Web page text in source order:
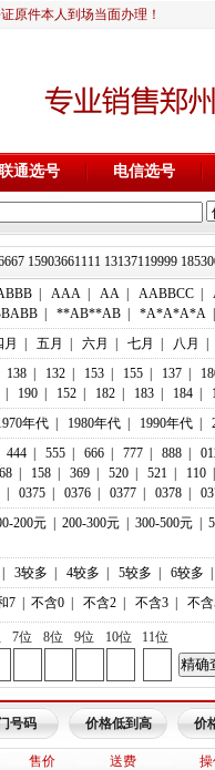
原件本人到场当面办理！
通选号 电信选号
15903661111 13137119999
AAA AA AABBCC
**AB**AB *A*A*A*A
月 五月 六月 七月 八月
138 132 153 155 137
190 152 182 183 184
年代 1980年代 1990年代
444 555 666 777 888
158 369 520 521 110
0375 0376 0377 0378
200元 200-300元 300-500元
3较多 4较多 5较多 6较多
7 不含0 不含2 不含3 不
7位 8位 9位 10位 11位
号码 价格低到高 价
售价 送费